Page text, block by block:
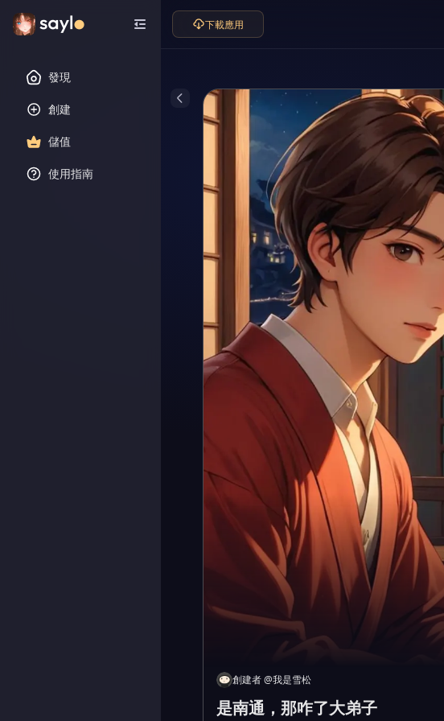
發現
創建
儲值
使用指南
下載應用
創建者@我是雪松
是南通，那咋了大弟子